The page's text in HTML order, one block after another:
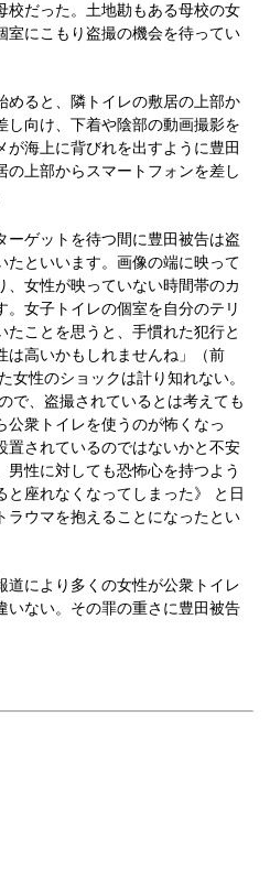
校だった。土地勘もある母校の女
室にこもり盗撮の機会を待ってい
めると、隣トイレの敷居の上部か
し向け、下着や陰部の動画撮影を
海上に背びれを出すように豊田
上部からスマートフォンを差し
ーゲットを待つ間に豊田被告は盗
たといいます。画像の端に映って
、女性が映っていない時間帯のカ
。女子トイレの個室を自分のテリ
たことを思うと、手慣れた犯行と
は高いかもしれませんね」（前
女性のショックは計り知れない。
で、盗撮されているとは考えても
公衆トイレを使うのが怖くなっ
置されているのではないかと不安
男性に対しても恐怖心を持つよう
と座れなくなってしまった》 と日
ラウマを抱えることになったとい
道により多くの女性が公衆トイレ
いない。その罪の重さに豊田被告